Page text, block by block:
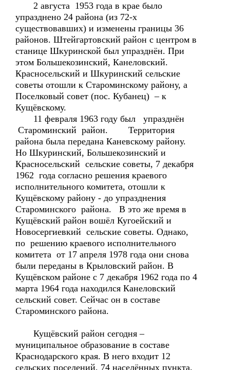
2 августа 1953 года в крае было
упразднено 24 района (из 72-х
существовавших) и изменены границы 36
районов. Штейгартовский район с центром в
станице Шкуринской был упразднён. При
этом Большекозинский, Канеловский.
Красносельский и Шкуринский сельские
советы отошли к Староминскому району, а
Поселковый совет (пос. Кубанец) – к
Кущёвскому.
11 февраля 1963 году был упразднён
Староминский район. Территория
района была передана Каневскому району.
Но Шкуринский, Большекозинский и
Красносельский сельские советы, 7 декабря
1962 года согласно решения краевого
исполнительного комитета, отошли к
Кущёвскому району - до упразднения
Староминского района. В это же время в
Кущёвский район вошёл Кугоейский и
Новосергиевкий сельские советы. Однако,
по решению краевого исполнительного
комитета от 17 апреля 1978 года они снова
были переданы в Крыловский район. В
Кущёвском районе с 7 декабря 1962 года по 4
марта 1964 года находился Канеловский
сельский совет. Сейчас он в составе
Староминского района.
Кущёвский район сегодня –
муниципальное образование в составе
Краснодарского края. В него входит 12
сельских поселений, 74 населённых пункта.